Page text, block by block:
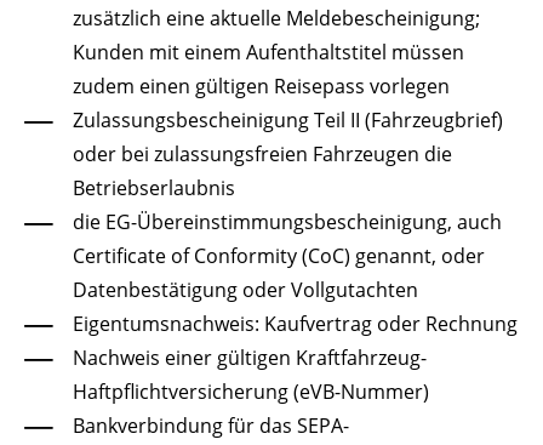
zusätzlich eine aktuelle Meldebescheinigung;
Kunden mit einem Aufenthaltstitel müssen
zudem einen gültigen Reisepass vorlegen
Zulassungsbescheinigung Teil II (Fahrzeugbrief)
oder bei zulassungsfreien Fahrzeugen die
Betriebserlaubnis
die EG-Übereinstimmungsbescheinigung, auch
Certificate of Conformity (CoC) genannt, oder
Datenbestätigung oder Vollgutachten
Eigentumsnachweis: Kaufvertrag oder Rechnung
Nachweis einer gültigen Kraftfahrzeug-
Haftpflichtversicherung (eVB-Nummer)
Bankverbindung für das SEPA-